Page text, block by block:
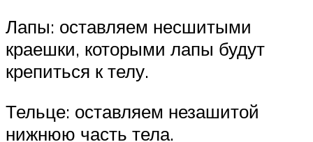
Лапы: оставляем несшитыми
краешки, которыми лапы будут
крепиться к телу.
Тельце: оставляем незашитой
нижнюю часть тела.